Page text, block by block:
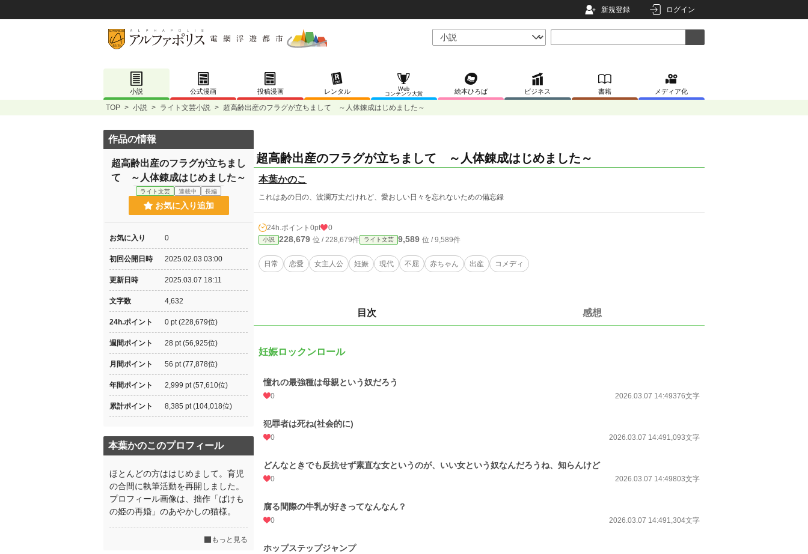
新規登録 ログイン
小説 公式漫画 投稿漫画 レンタル
Web
コンテンツ大賞
絵本ひろば ビジネス 書籍 メディア化
TOP > 小説 > ライト文芸小説 > 超高齢出産のフラグが立ちまして ～人体錬成はじめました～
超高齢出産のフラグが立ちまして ～人体錬成はじめました～
本葉かのこ
これはあの日の、波瀾万丈だけれど、愛おしい日々を忘れないための備忘録
24h.ポイント 0pt 0
小説 228,679 位 / 228,679件 ライト文芸 9,589 位 / 9,589件
日常 恋愛 女主人公 妊娠 現代 不屈 赤ちゃん 出産 コメディ
目次 感想
妊娠ロックンロール
憧れの最強種は母親という奴だろう
0 2026.03.07 14:49376文字
犯罪者は死ね(社会的に)
0 2026.03.07 14:491,093文字
どんなときでも反抗せず素直な女というのが、いい女という奴なんだろうね、知らんけど
0 2026.03.07 14:49803文字
腐る間際の牛乳が好きってなんなん？
0 2026.03.07 14:491,304文字
ホップステップジャンプ
作品の情報
超高齢出産のフラグが立ちまし
て ～人体錬成はじめました～
ライト文芸 連載中 長編
お気に入り追加
お気に入り 0
初回公開日時 2025.02.03 03:00
更新日時 2025.03.07 18:11
文字数 4,632
24h.ポイント 0 pt (228,679位)
週間ポイント 28 pt (56,925位)
月間ポイント 56 pt (77,878位)
年間ポイント 2,999 pt (57,610位)
累計ポイント 8,385 pt (104,018位)
本葉かのこのプロフィール
ほとんどの方ははじめまして。育児
の合間に執筆活動を再開しました。
プロフィール画像は、拙作「ばけも
の姫の再婚」のあやかしの猫様。
もっと見る